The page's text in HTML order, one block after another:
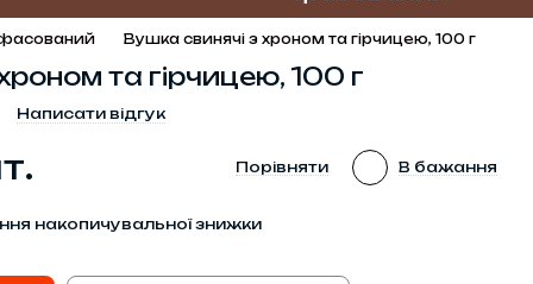
Вушка свинячі з хроном та гірчицею, 100 г
та гірчицею, 100 г
Написати відгук
Порівняти В бажання
накопичувальної знижки